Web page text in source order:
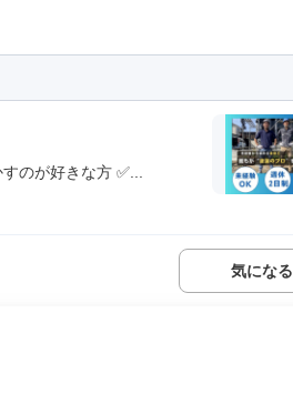
のが好きな方 ✅...
気になる